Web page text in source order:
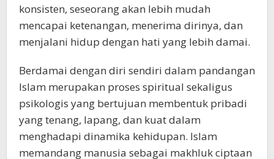
konsisten, seseorang akan lebih mudah
mencapai ketenangan, menerima dirinya, dan
menjalani hidup dengan hati yang lebih damai.
Berdamai dengan diri sendiri dalam pandangan
Islam merupakan proses spiritual sekaligus
psikologis yang bertujuan membentuk pribadi
yang tenang, lapang, dan kuat dalam
menghadapi dinamika kehidupan. Islam
memandang manusia sebagai makhluk ciptaan